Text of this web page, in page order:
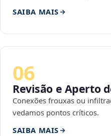
SAIBA MAIS
06
Revisão e Aperto
Conexões frouxas ou
vedamos pontos críticos.
SAIBA MAIS